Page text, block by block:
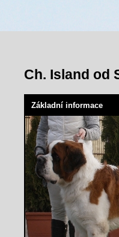
Ch. Island od
Základní informace